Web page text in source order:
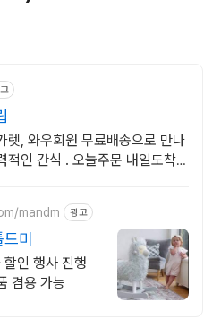
렛, 와우회원 무료배송으로 만나
적인 간식 . 오늘주문 내일도착
mandm 광고
미
인 행사 진행
겸용 가능